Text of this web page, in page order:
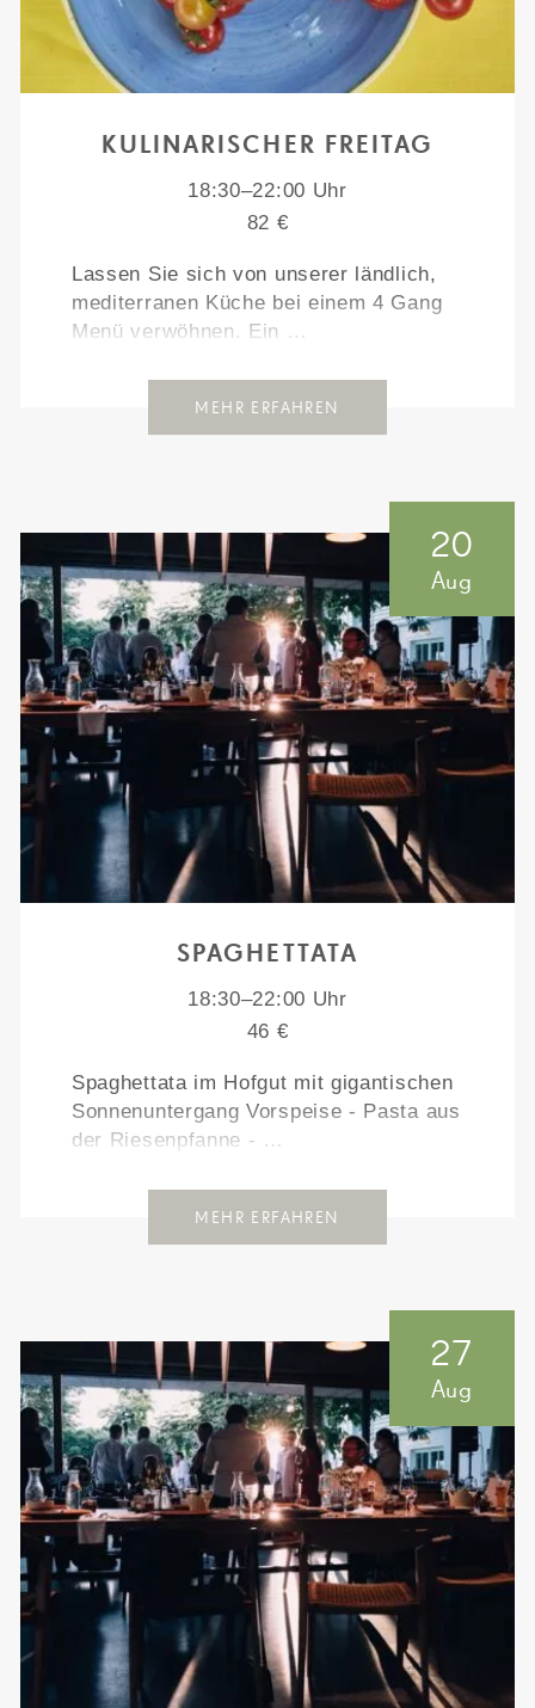
KULINARISCHER FREITAG
18:30–22:00 Uhr
82 €
Lassen Sie sich von unserer ländlich,
mediterranen Küche bei einem 4 Gang
Menü verwöhnen. Ein …
MEHR ERFAHREN
20
Aug
SPAGHETTATA
18:30–22:00 Uhr
46 €
Spaghettata im Hofgut mit gigantischen
Sonnenuntergang Vorspeise - Pasta aus
der Riesenpfanne - …
MEHR ERFAHREN
27
Aug